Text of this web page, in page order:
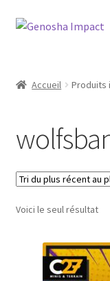
Aller
navigation
Aller
Checkout
My account
Shop
Wishlist
Accueil Produits
Voici le seul résultat